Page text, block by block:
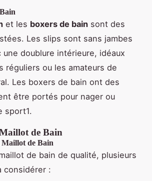
et les boxers de bain sont des
Les slips sont sans jambes
doublure intérieure, idéaux
réguliers ou les amateurs de
Les boxers de bain ont des
être portés pour nager ou
sport1.
de Bain
Maillot de Bain
de bain de qualité, plusieurs
considérer :